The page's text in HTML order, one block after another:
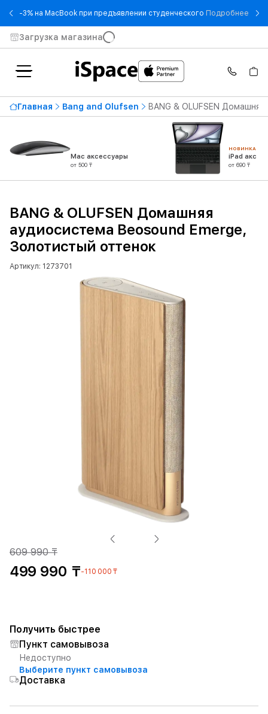
-3% на MacBook при предъявлении студенческого Подробнее - -
Загрузка магазина
Главная Bang and Olufsen BANG & OLUFSEN
Mac аксессуары
от 500 ₸
НОВИНКА
iPad
от 690 ₸
BANG & OLUFSEN Домашняя
аудиосистема Beosound Emerge,
Золотистый оттенок
Артикул: 1273701
609 990 ₸
499 990 ₸-110 000 ₸
Получить быстрее
Пункт самовывоза
Недоступно
Выберите пункт самовывоза
Доставка